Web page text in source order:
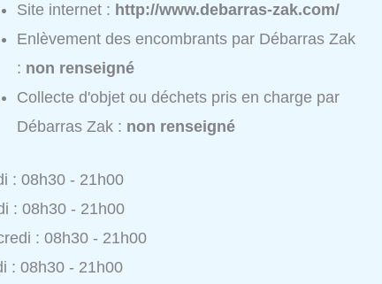
Site internet : http://www.debarras-zak.com/
Enlèvement des encombrants par Débarras Zak
: non renseigné
Collecte d'objet ou déchets pris en charge par
Débarras Zak : non renseigné
: 08h30 - 21h00
: 08h30 - 21h00
: 08h30 - 21h00
: 08h30 - 21h00